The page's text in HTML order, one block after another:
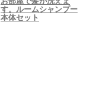
す。ルームシャンプー
本体セット